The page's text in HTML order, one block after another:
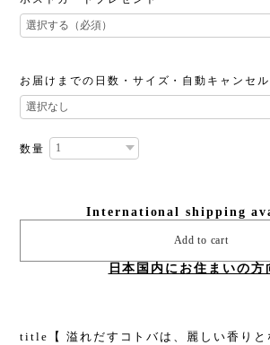
お届けまでの日数・サイズ・自動キャンセ
数量
International shipping
Add to cart
日本国内にお住まいの方
title【 溢れだすコトバは、麗しい香りと